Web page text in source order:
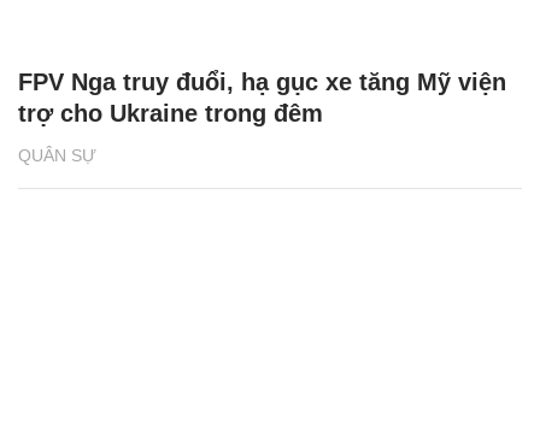
QUÂN SỰ
FPV Nga truy đuổi, hạ gục xe tăng Mỹ viện
trợ cho Ukraine trong đêm